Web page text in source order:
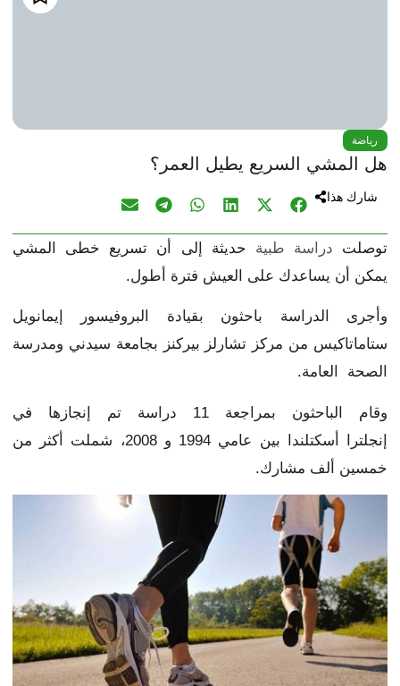
رياضة
هل المشي السريع يطيل العمر؟
شارك هذا
توصلت دراسة طبية حديثة إلى أن تسريع خطى المشي
يمكن أن يساعدك على العيش فترة أطول.
وأجرى الدراسة باحثون بقيادة البروفيسور إيمانويل
ستاماتاكيس من مركز تشارلز بيركنز بجامعة سيدني ومدرسة
الصحة العامة.
وقام الباحثون بمراجعة 11 دراسة تم إنجازها في
إنجلترا أسكتلندا بين عامي 1994 و 2008، شملت أكثر من
خمسين ألف مشارك.